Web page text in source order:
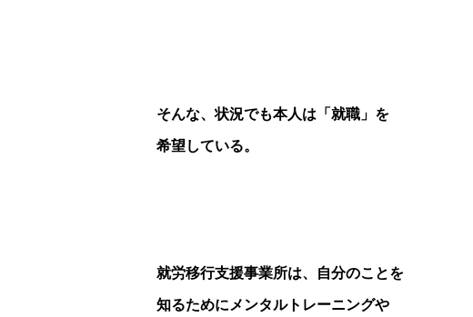
そんな、状況でも本人は「就職」を
希望している。
就労移行支援事業所は、自分のことを
知るためにメンタルトレーニングや